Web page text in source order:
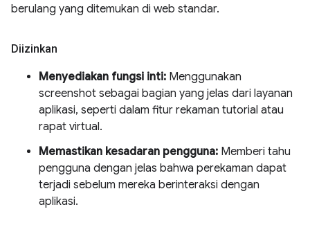
berulang yang ditemukan di web standar.
Diizinkan
Menyediakan fungsi inti: Menggunakan
screenshot sebagai bagian yang jelas dari layanan
aplikasi, seperti dalam fitur rekaman tutorial atau
rapat virtual.
Memastikan kesadaran pengguna: Memberi tahu
pengguna dengan jelas bahwa perekaman dapat
terjadi sebelum mereka berinteraksi dengan
aplikasi.